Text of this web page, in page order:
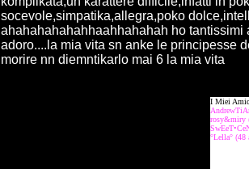
socevole,simpatika,allegra,poko
ahahahahahahhaahhahahah ho
adoro....la mia vita sn anke le principesse
morire nn diemntikarlo mai 6 la mia vita